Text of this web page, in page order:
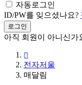
자동로그인
ID/PW를 잊으셨나요?
로그인
아직 회원이 아니신가
전자저울
매달림